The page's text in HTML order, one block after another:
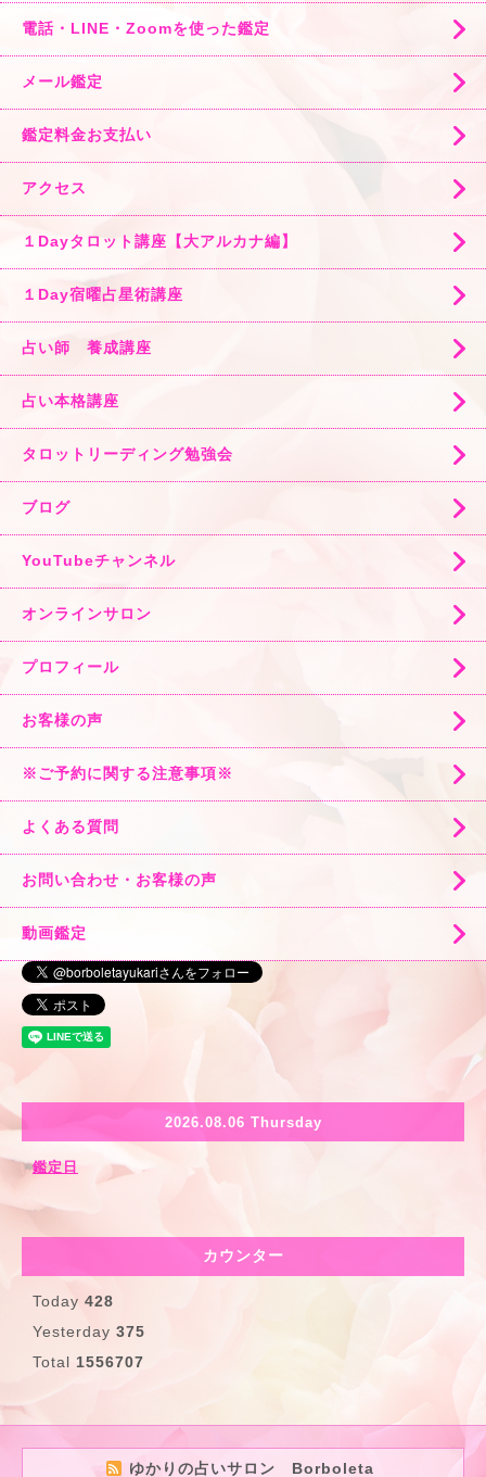
電話・LINE・Zoomを使った鑑定
メール鑑定
鑑定料金お支払い
アクセス
１Dayタロット講座【大アルカナ編】
１Day宿曜占星術講座
占い師 養成講座
占い本格講座
タロットリーディング勉強会
ブログ
YouTubeチャンネル
オンラインサロン
プロフィール
お客様の声
※ご予約に関する注意事項※
よくある質問
お問い合わせ・お客様の声
動画鑑定
2026.08.06 Thursday
鑑定日
カウンター
Today 428
Yesterday 375
Total 1556707
ゆかりの占いサロン Borboleta